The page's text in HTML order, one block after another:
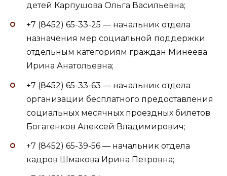
детей Карпушова Ольга Васильевна;
+7 (8452) 65-33-25 — начальник отдела
назначения мер социальной поддержки
отдельным категориям граждан Минеева
Ирина Анатольевна;
+7 (8452) 65-33-63 — начальник отдела
организации бесплатного предоставления
социальных месячных проездных билетов
Богатенков Алексей Владимирович;
+7 (8452) 65-39-56 — начальник отдела
кадров Шмакова Ирина Петровна;